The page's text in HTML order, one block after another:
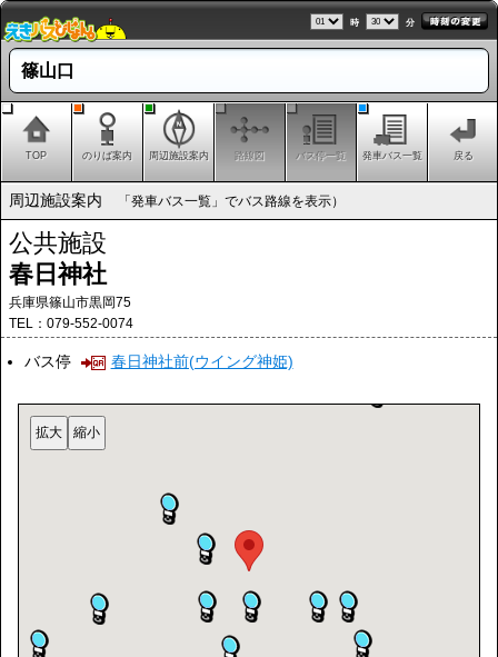
時 分
篠山口
TOP のりば案内 周辺施設案内 路線図 バス停一覧 発車バス一覧 戻る
周辺施設案内 「発車バス一覧」でバス路線を表示）
公共施設
春日神社
兵庫県篠山市黒岡75
TEL：079-552-0074
バス停 春日神社前(ウイング神姫)